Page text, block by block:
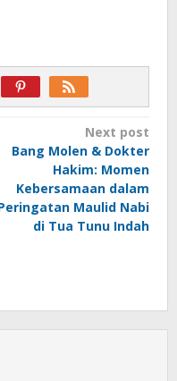
Next post
Bang Molen & Dokter
Hakim: Momen
Kebersamaan dalam
Maulid Nabi
di Tua Tunu Indah